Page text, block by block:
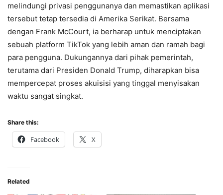
melindungi privasi penggunanya dan memastikan aplikasi
tersebut tetap tersedia di Amerika Serikat. Bersama
dengan Frank McCourt, ia berharap untuk menciptakan
sebuah platform TikTok yang lebih aman dan ramah bagi
para pengguna. Dukungannya dari pihak pemerintah,
terutama dari Presiden Donald Trump, diharapkan bisa
mempercepat proses akuisisi yang tinggal menyisakan
waktu sangat singkat.
Share this:
Facebook X
Related